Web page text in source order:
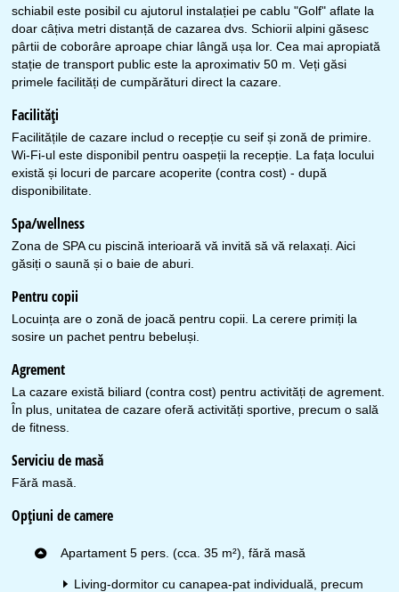
schiabil este posibil cu ajutorul instalației pe cablu "Golf" aflate la
doar câțiva metri distanță de cazarea dvs. Schiorii alpini găsesc
pârtii de coborâre aproape chiar lângă ușa lor. Cea mai apropiată
stație de transport public este la aproximativ 50 m. Veți găsi
primele facilități de cumpărături direct la cazare.
Facilităţi
Facilitățile de cazare includ o recepție cu seif și zonă de primire.
Wi-Fi-ul este disponibil pentru oaspeții la recepție. La fața locului
există și locuri de parcare acoperite (contra cost) - după
disponibilitate.
Spa/wellness
Zona de SPA cu piscină interioară vă invită să vă relaxați. Aici
găsiți o saună și o baie de aburi.
Pentru copii
Locuința are o zonă de joacă pentru copii. La cerere primiți la
sosire un pachet pentru bebeluși.
Agrement
La cazare există biliard (contra cost) pentru activități de agrement.
În plus, unitatea de cazare oferă activități sportive, precum o sală
de fitness.
Serviciu de masă
Fără masă.
Opțiuni de camere
Apartament 5 pers. (cca. 35 m²), fără masă
Living-dormitor cu canapea-pat individuală, precum